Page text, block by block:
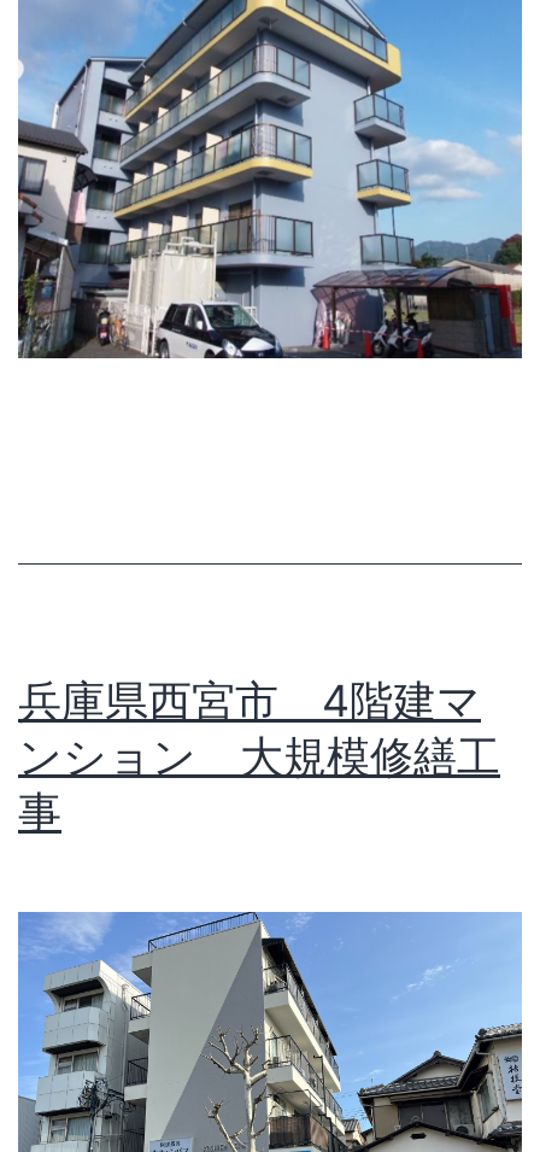
兵庫県西宮市 4階建マ
ンション 大規模修繕工
事